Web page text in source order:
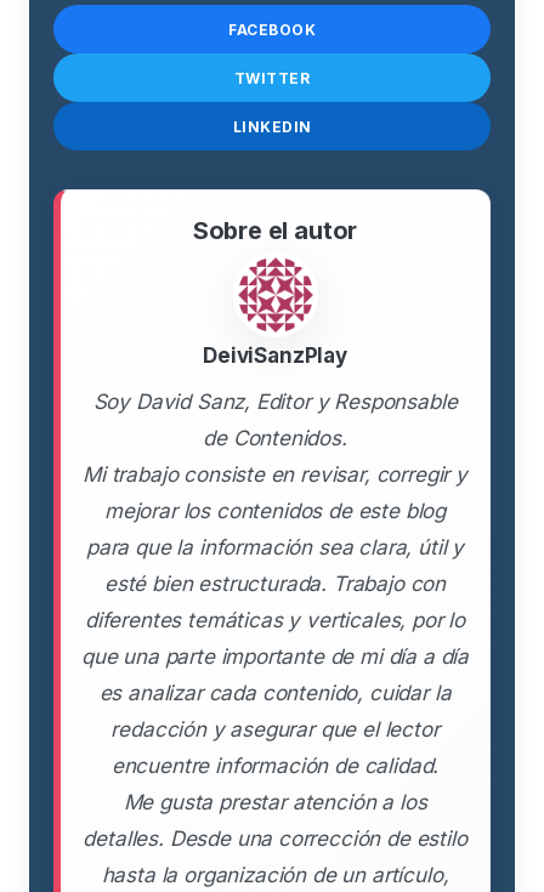
FACEBOOK
TWITTER
LINKEDIN
Sobre el autor
DeiviSanzPlay
Soy David Sanz, Editor y Responsable
de Contenidos.
Mi trabajo consiste en revisar, corregir y
mejorar los contenidos de este blog
para que la información sea clara, útil y
esté bien estructurada. Trabajo con
diferentes temáticas y verticales, por lo
que una parte importante de mi día a día
es analizar cada contenido, cuidar la
redacción y asegurar que el lector
encuentre información de calidad.
Me gusta prestar atención a los
detalles. Desde una corrección de estilo
hasta la organización de un artículo,